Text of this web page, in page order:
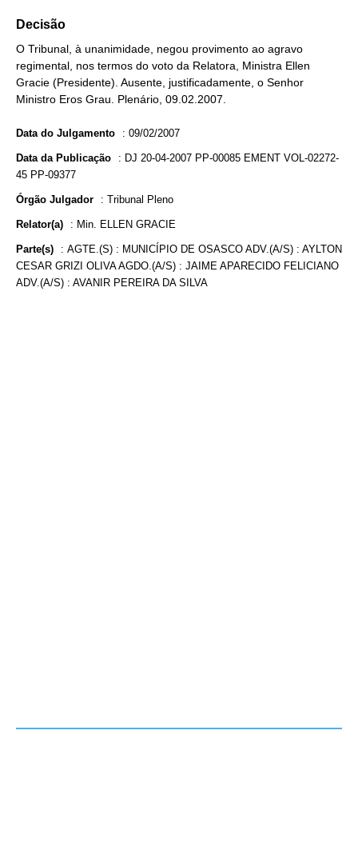
Decisão
O Tribunal, à unanimidade, negou provimento ao agravo
regimental, nos termos do voto da Relatora, Ministra Ellen
Gracie (Presidente). Ausente, justificadamente, o Senhor
Ministro Eros Grau. Plenário, 09.02.2007.
Data do Julgamento : 09/02/2007
Data da Publicação : DJ 20-04-2007 PP-00085 EMENT VOL-02272-
45 PP-09377
Órgão Julgador : Tribunal Pleno
Relator(a) : Min. ELLEN GRACIE
Parte(s) : AGTE.(S) : MUNICÍPIO DE OSASCO ADV.(A/S) : AYLTON
CESAR GRIZI OLIVA AGDO.(A/S) : JAIME APARECIDO FELICIANO
ADV.(A/S) : AVANIR PEREIRA DA SILVA